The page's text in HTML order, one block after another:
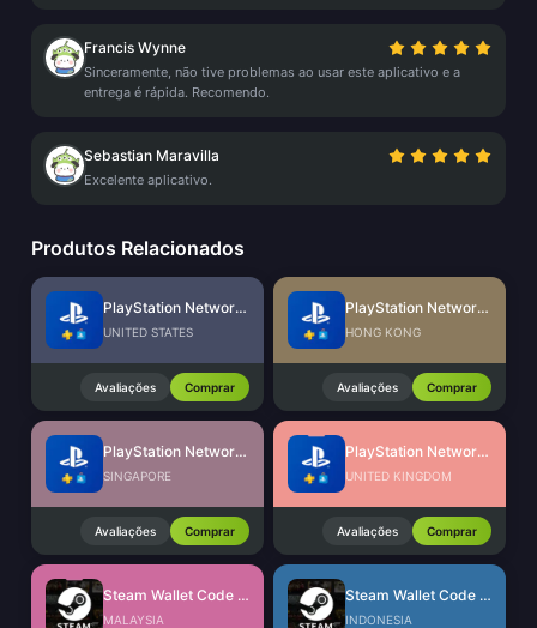
Francis Wynne
Sinceramente, não tive problemas ao usar este aplicativo e a
entrega é rápida. Recomendo.
Sebastian Maravilla
Excelente aplicativo.
Produtos Relacionados
PlayStation Network Card (US)
UNITED STATES
Avaliações Comprar
PlayStation Network Card (HK)
HONG KONG
Avaliações Comprar
PlayStation Network Card (SG)
SINGAPORE
Avaliações Comprar
PlayStation Network Card (UK)
UNITED KINGDOM
Avaliações Comprar
Steam Wallet Code (MYR)
MALAYSIA
Steam Wallet Code (IDR)
INDONESIA